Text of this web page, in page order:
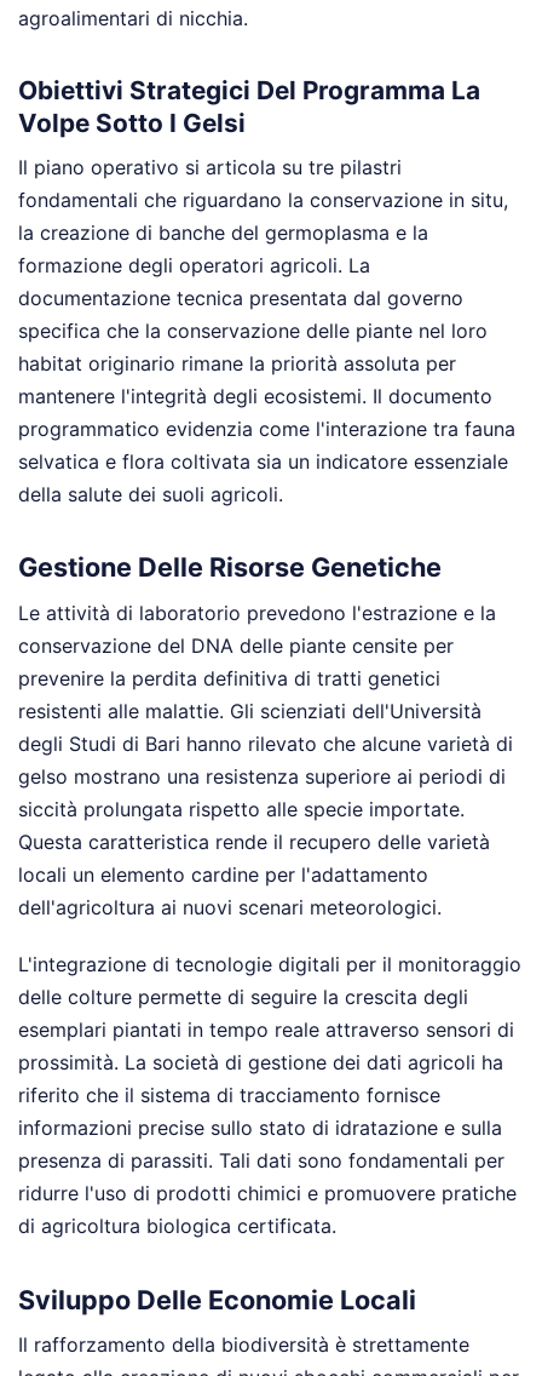
agroalimentari di nicchia.
Obiettivi Strategici Del Programma La
Volpe Sotto I Gelsi
Il piano operativo si articola su tre pilastri
fondamentali che riguardano la conservazione in situ,
la creazione di banche del germoplasma e la
formazione degli operatori agricoli. La
documentazione tecnica presentata dal governo
specifica che la conservazione delle piante nel loro
habitat originario rimane la priorità assoluta per
mantenere l'integrità degli ecosistemi. Il documento
programmatico evidenzia come l'interazione tra fauna
selvatica e flora coltivata sia un indicatore essenziale
della salute dei suoli agricoli.
Gestione Delle Risorse Genetiche
Le attività di laboratorio prevedono l'estrazione e la
conservazione del DNA delle piante censite per
prevenire la perdita definitiva di tratti genetici
resistenti alle malattie. Gli scienziati dell'Università
degli Studi di Bari hanno rilevato che alcune varietà di
gelso mostrano una resistenza superiore ai periodi di
siccità prolungata rispetto alle specie importate.
Questa caratteristica rende il recupero delle varietà
locali un elemento cardine per l'adattamento
dell'agricoltura ai nuovi scenari meteorologici.
L'integrazione di tecnologie digitali per il monitoraggio
delle colture permette di seguire la crescita degli
esemplari piantati in tempo reale attraverso sensori di
prossimità. La società di gestione dei dati agricoli ha
riferito che il sistema di tracciamento fornisce
informazioni precise sullo stato di idratazione e sulla
presenza di parassiti. Tali dati sono fondamentali per
ridurre l'uso di prodotti chimici e promuovere pratiche
di agricoltura biologica certificata.
Sviluppo Delle Economie Locali
Il rafforzamento della biodiversità è strettamente